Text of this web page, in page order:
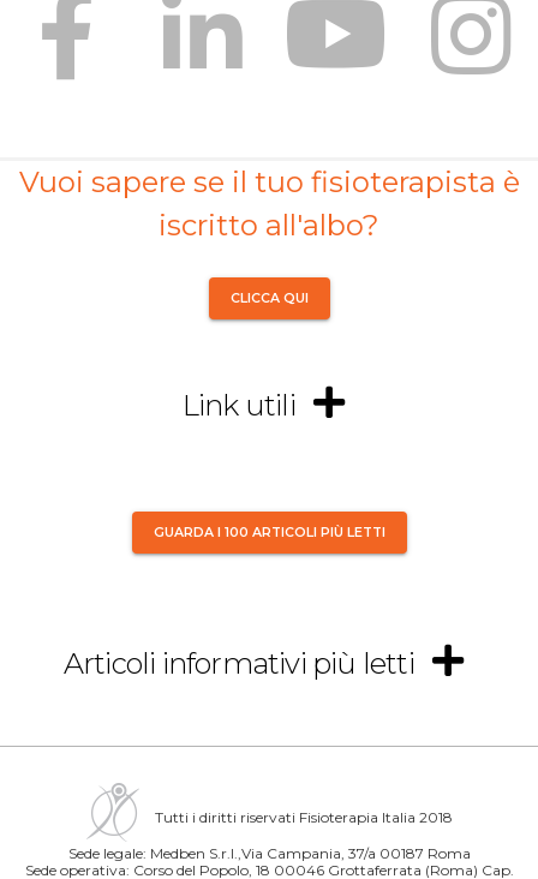
Vuoi sapere se il tuo fisioterapista è
iscritto all'albo?
CLICCA QUI
Link utili
GUARDA I 100 ARTICOLI PIÙ LETTI
Articoli informativi più letti
Tutti i diritti riservati Fisioterapia Italia 2018
Sede legale: Medben S.r.l.,Via Campania, 37/a 00187 Roma
Sede operativa: Corso del Popolo, 18 00046 Grottaferrata (Roma) Cap.